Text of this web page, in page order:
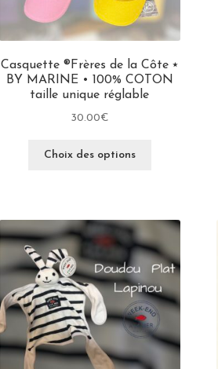
Casquette ®Frères de la Côte ⭑
BY MARINE • 100% COTON
taille unique réglable
30.00€
Choix des options